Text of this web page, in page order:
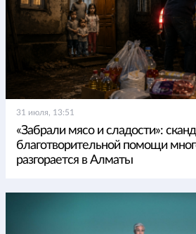
31 июля, 13:51
«Забрали мясо и сладости»:
благотворительной помощи
разгорается в Алматы